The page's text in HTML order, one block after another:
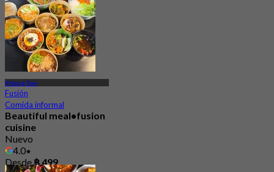
Khlong Toei
Fusión
Comida informal
Beautiful meal•fusion
cuisine
Nuevo
4.0
Desde฿ 499